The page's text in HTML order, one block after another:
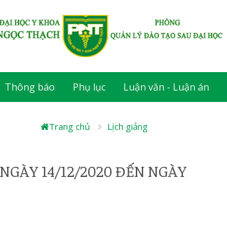
Thông báo Phụ lục Luận văn - Luận án
Trang chủ Lịch giảng
14/12/2020 ĐẾN NGÀY